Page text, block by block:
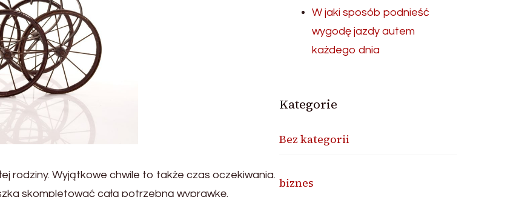
rodziny. Wyjątkowe chwile to także czas oczekiwania.
skompletować całą potrzebną wyprawkę.
W jaki sposób podnieść
wygodę jazdy autem
każdego dnia
Kategorie
Bez kategorii
biznes